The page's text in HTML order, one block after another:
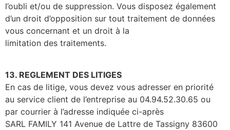
l’oubli et/ou de suppression. Vous disposez également
d’un droit d’opposition sur tout traitement de données
vous concernant et un droit à la
limitation des traitements.
13. REGLEMENT DES LITIGES
En cas de litige, vous devez vous adresser en priorité
au service client de l’entreprise au 04.94.52.30.65 ou
par courrier à l’adresse indiquée ci-après
SARL FAMILY 141 Avenue de Lattre de Tassigny 83600